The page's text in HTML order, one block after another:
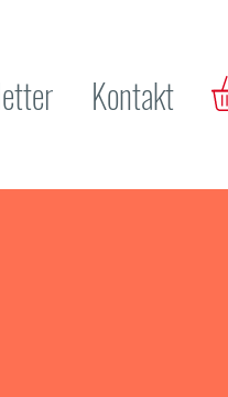
Kontakt